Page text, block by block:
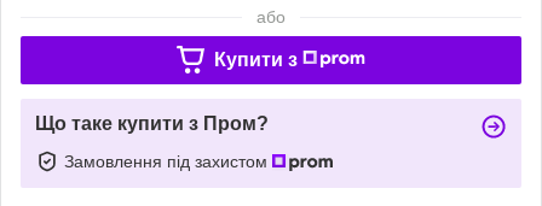
або
Купити з
Що таке купити з Пром?
Замовлення під захистом